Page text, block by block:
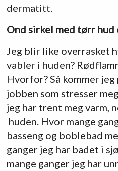
dermatitt.
Ond sirkel med tørr
Jeg blir like overrasket
vabler i huden?
Hvorfor? Så kommer jeg
jobben som stresser
jeg har trent meg varm,
huden. Hvor mange
basseng og boblebad
ganger jeg har badet i
mange ganger jeg har